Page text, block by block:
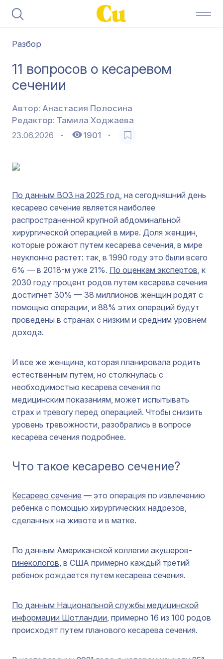
Разбор
11 вопросов о кесаревом
сечении
Автор: Анастасия Полосина
Редактор: Тамила Ходжаева
23.06.2026
1901
По данным ВОЗ на 2025 год, на сегодняшний день
кесарево сечение является наиболее
распространенной крупной абдоминальной
хирургической операцией в мире. Доля женщин,
которые рожают путем кесарева сечения, в мире
неуклонно растет: так, в 1990 году это были всего
6% — в 2018-м уже 21%. По оценкам экспертов, к
2030 году процент родов путем кесарева сечения
достигнет 30% — 38 миллионов женщин родят с
помощью операции, и 88% этих операций будут
проведены в странах с низким и средним уровнем
дохода.
И все же женщина, которая планировала родить
естественным путем, но столкнулась с
необходимостью кесарева сечения по
медицинским показаниям, может испытывать
страх и тревогу перед операцией. Чтобы снизить
уровень тревожности, разобрались в вопросе
кесарева сечения подробнее.
Что такое кесарево сечение?
Кесарево сечение — это операция по извлечению
ребенка с помощью хирургических надрезов,
сделанных на животе и в матке.
По данным Американской коллегии акушеров-
гинекологов, в США примерно каждый третий
ребенок рождается путем кесарева сечения.
По данным Национальной службы медицинской
информации Шотландии, примерно 16 из 100 родов
происходят путем планового кесарева сечения.